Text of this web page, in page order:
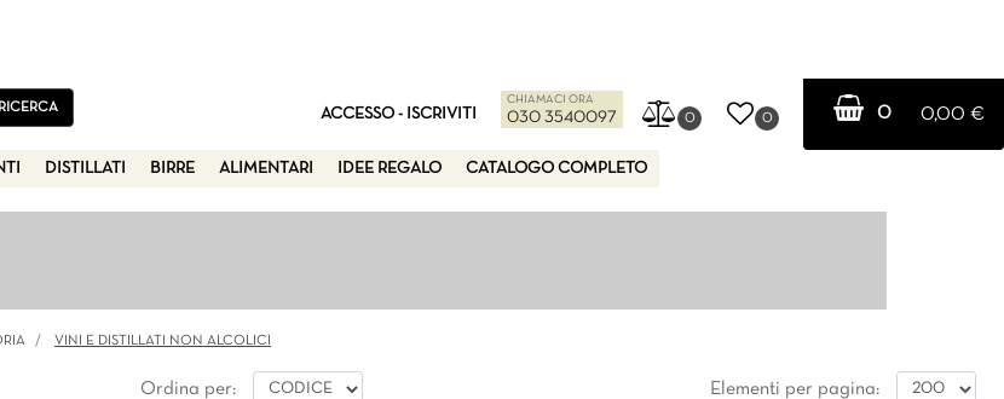
ACCESSO - ISCRIVITI
CHIAMACI ORA
030 3540097 0 0 0 0,00 €
DISTILLATI BIRRE ALIMENTARI IDEE REGALO CATALOGO COMPLETO
VINI E DISTILLATI NON ALCOLICI
Ordina per: Elementi per pagina: